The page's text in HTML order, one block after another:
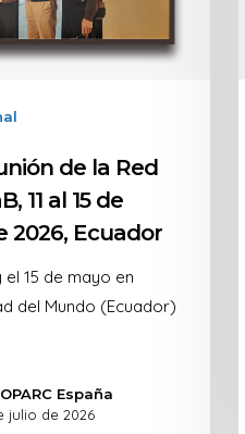
de la Red
11 al 15 de
2026, Ecuador
el 15 de mayo en
del Mundo (Ecuador)
España
julio de 2026